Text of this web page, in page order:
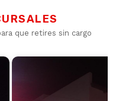
que retires sin cargo